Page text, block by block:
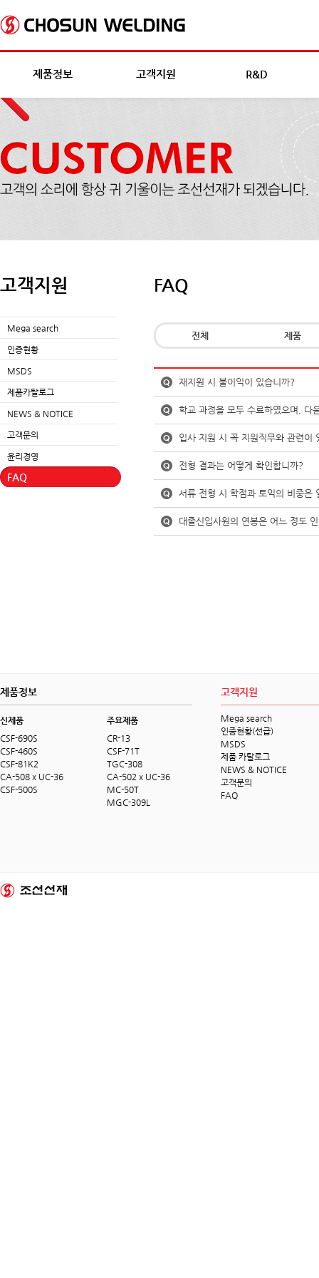
제품정보 고객지원 R&D
고객지원
Mega search
인증현황
MSDS
제품카탈로그
NEWS & NOTICE
고객문의
윤리경영
FAQ
FAQ
전체 제품
재지원 시 불이익이 있습니까?
학교 과정을 모두 수료하였으며, 다
입사 지원 시 꼭 지원직무와 관련이
전형 결과는 어떻게 확인합니까?
서류 전형 시 학점과 토익의 비중은
대졸신입사원의 연봉은 어느 정도
제품정보
신제품
CSF-690S
CSF-460S
CSF-81K2
CA-508 x UC-36
CSF-500S
주요제품
CR-13
CSF-71T
TGC-308
CA-502 x UC-36
MC-50T
MGC-309L
고객지원
Mega search
인증현황(선급)
MSDS
제품 카탈로그
NEWS & NOTICE
고객문의
FAQ